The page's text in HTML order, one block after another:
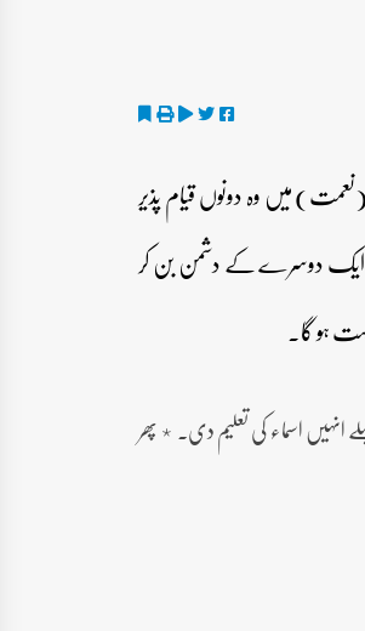
میں وہ دونوں قیام پذیر
ایک دوسرے کے دشمن بن کر
ہو گا۔
انہیں اسماء کی تعلیم دی۔ ٭ پھر